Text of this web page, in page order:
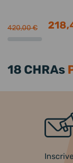
420,00 €
18 CHRAs